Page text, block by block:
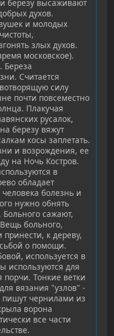
березу высаживают
духов.
и молодых
злых духов.
московское).
Береза
Считается
силу
почти повсеместно
Плакучая
русалок,
березу вяжут
косы заплетать.
и возрождения, ее
на Ночь Костров.
в
обладает
болезнь и
нужно обнять
сажают,
больного,
принести, к дереву,
о помощи.
используется в
используются для
Тонкие ветки
вязания "узлов" -
чернилами из
ворона
все части